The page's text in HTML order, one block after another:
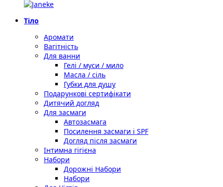
Тіло
Аромати
Вагітність
Для ванни
Гелі / муси / мило
Масла / сіль
Губки для душу
Подарункові сертифікати
Дитячий догляд
Для засмаги
Автозасмага
Посилення засмаги і SPF
Догляд після засмаги
Інтимна гігієна
Набори
Дорожні Набори
Набори